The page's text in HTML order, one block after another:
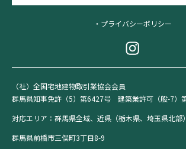
・プライバシーポリシー
（社）全国宅地建物取引業協会会員
群馬県知事免許（5）第6427号 建築業許可（般-7）
対応エリア：群馬県全域、近県（栃木県、埼玉県北部）
群馬県前橋市三俣町3丁目8-9